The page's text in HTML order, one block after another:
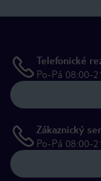
Telefonické
Po-Pá 08:00-
Zákaznický
Po-Pá 08:00-